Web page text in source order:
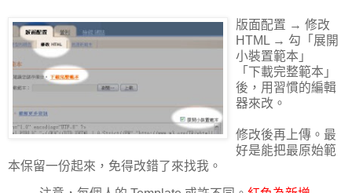
版面配置 → 修改
HTML → 勾「展開
小裝置範本」
「下載完整範本」
後，用習慣的編輯
器來改。
修改後再上傳。最
好是能把最原始範
本保留一份起來，免得改錯了來找我。